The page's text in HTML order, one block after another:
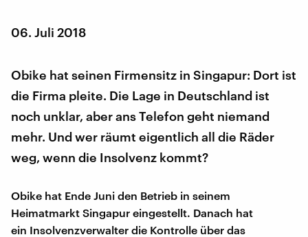
06. Juli 2018
Obike hat seinen Firmensitz in Singapur: Dort ist
die Firma pleite. Die Lage in Deutschland ist
noch unklar, aber ans Telefon geht niemand
mehr. Und wer räumt eigentlich all die Räder
weg, wenn die Insolvenz kommt?
Obike hat Ende Juni den Betrieb in seinem
Heimatmarkt Singapur eingestellt. Danach hat
ein Insolvenzverwalter die Kontrolle über das